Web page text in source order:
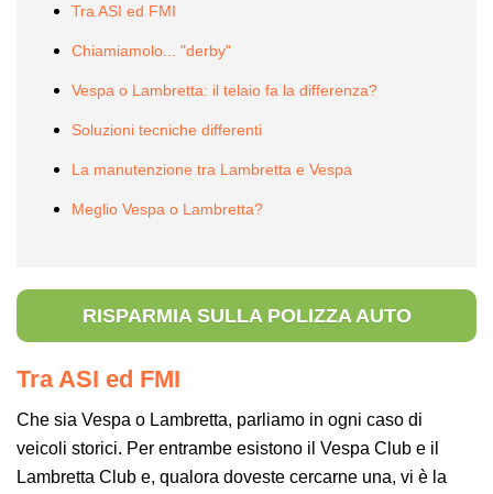
Tra ASI ed FMI
Chiamiamolo... "derby"
Vespa o Lambretta: il telaio fa la differenza?
Soluzioni tecniche differenti
La manutenzione tra Lambretta e Vespa
Meglio Vespa o Lambretta?
RISPARMIA SULLA POLIZZA AUTO
Tra ASI ed FMI
Che sia Vespa o Lambretta, parliamo in ogni caso di
veicoli storici. Per entrambe esistono il Vespa Club e il
Lambretta Club e, qualora doveste cercarne una, vi è la